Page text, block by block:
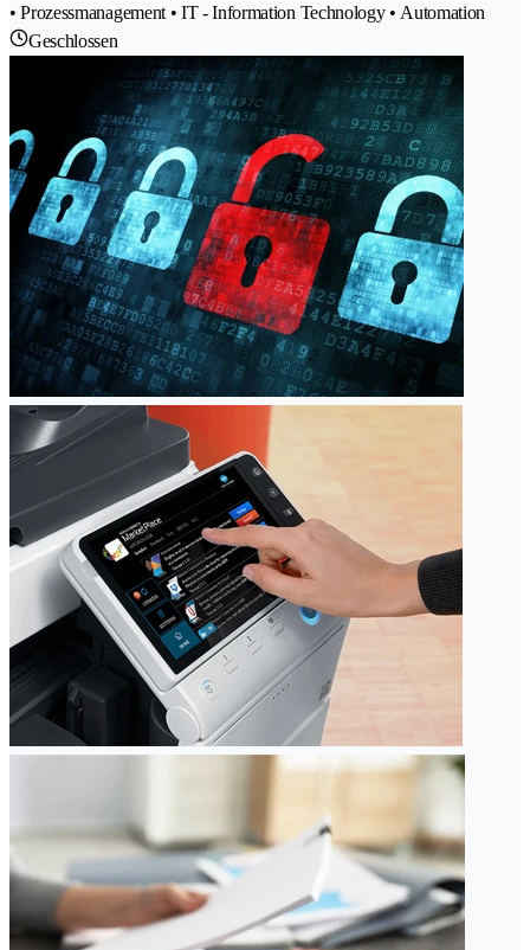
• Prozessmanagement • IT - Information Technology • Automation
Geschlossen